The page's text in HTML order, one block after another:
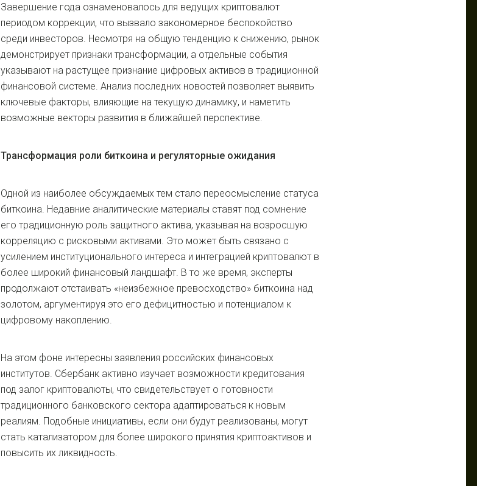
Завершение года ознаменовалось для ведущих криптовалют
периодом коррекции, что вызвало закономерное беспокойство
среди инвесторов. Несмотря на общую тенденцию к снижению, рынок
демонстрирует признаки трансформации, а отдельные события
указывают на растущее признание цифровых активов в традиционной
финансовой системе. Анализ последних новостей позволяет выявить
ключевые факторы, влияющие на текущую динамику, и наметить
возможные векторы развития в ближайшей перспективе.
Трансформация роли биткоина и регуляторные ожидания
Одной из наиболее обсуждаемых тем стало переосмысление статуса
биткоина. Недавние аналитические материалы ставят под сомнение
его традиционную роль защитного актива, указывая на возросшую
корреляцию с рисковыми активами. Это может быть связано с
усилением институционального интереса и интеграцией криптовалют в
более широкий финансовый ландшафт. В то же время, эксперты
продолжают отстаивать «неизбежное превосходство» биткоина над
золотом, аргументируя это его дефицитностью и потенциалом к
цифровому накоплению.
На этом фоне интересны заявления российских финансовых
институтов. Сбербанк активно изучает возможности кредитования
под залог криптовалюты, что свидетельствует о готовности
традиционного банковского сектора адаптироваться к новым
реалиям. Подобные инициативы, если они будут реализованы, могут
стать катализатором для более широкого принятия криптоактивов и
повысить их ликвидность.